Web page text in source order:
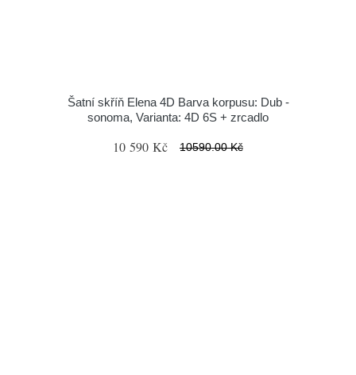
Šatní skříň Elena 4D Barva korpusu: Dub -
sonoma, Varianta: 4D 6S + zrcadlo
10 590 Kč 10590.00 Kč